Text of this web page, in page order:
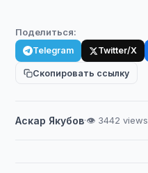
Поделиться:
Telegram Twitter/X
Скопировать ссылку
Аскар Якубов·👁 3442 views